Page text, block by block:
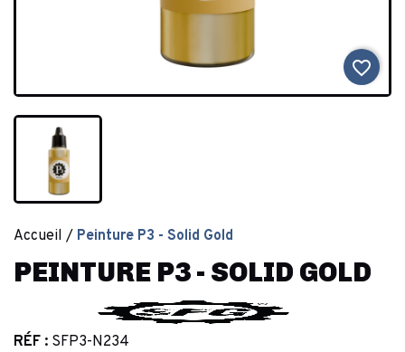
favorite_border
Accueil Peinture P3 - Solid Gold
PEINTURE P3 - SOLID GOLD
RÉF : SFP3-N234